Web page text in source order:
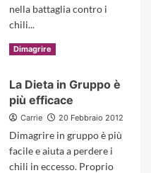
nella battaglia contro i
chili...
Scopri di più Read
more
Succo
di
arance
per
dimagrire
Dimagrire
La Dieta in Gruppo è
più efficace
Carrie 20 Febbraio 2012
Dimagrire in gruppo è più
facile e aiuta a perdere i
chili in eccesso. Proprio